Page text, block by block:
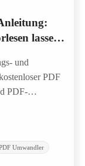
lassen
und
PDF
PDF-
Umwandler